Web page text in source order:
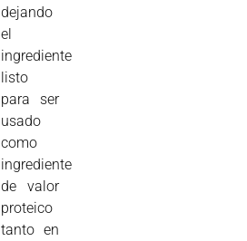
dejando
el
ingrediente
listo
para ser
usado
como
ingrediente
de valor
proteico
tanto en